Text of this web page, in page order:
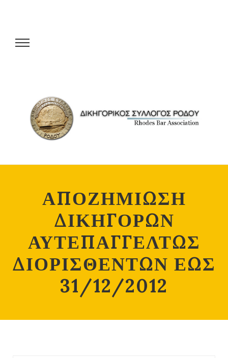
ΑΠΟΖΗΜΙΩΣΗ
ΔΙΚΗΓΟΡΩΝ
ΑΥΤΕΠΑΓΓΕΛΤΩΣ
ΔΙΟΡΙΣΘΕΝΤΩΝ ΕΩΣ
31/12/2012